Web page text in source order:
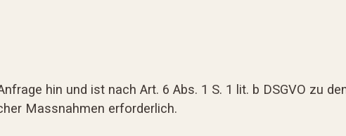
hin und ist nach Art. 6 Abs. 1 S. 1 lit. b DSGVO zu
Massnahmen erforderlich.